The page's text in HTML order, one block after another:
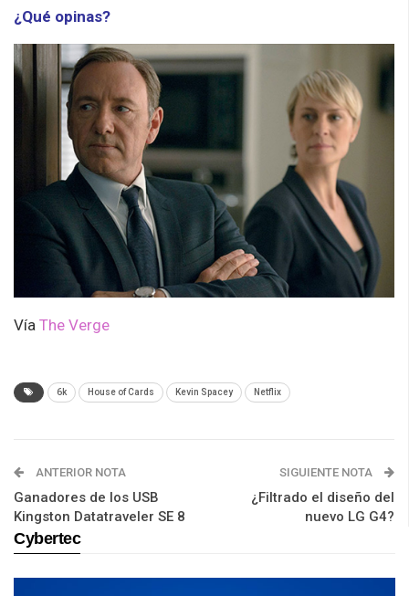
¿Qué opinas?
Vía The Verge
6k House of Cards Kevin Spacey Netflix
ANTERIOR NOTA
Ganadores de los USB
Kingston Datatraveler SE 8
SIGUIENTE NOTA
¿Filtrado el diseño del
nuevo LG G4?
Cybertec